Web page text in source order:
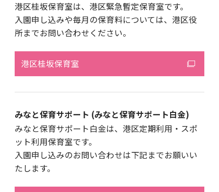
港区桂坂保育室は、港区緊急暫定保育室です。
入園申し込みや毎月の保育料については、港区役
所までお問い合わせください。
港区桂坂保育室
みなと保育サポート (みなと保育サポート白金)
みなと保育サポート白金は、港区定期利用・スポ
ット利用保育室です。
入園申し込みのお問い合わせは下記までお願いい
たします。